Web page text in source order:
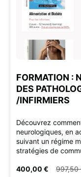
FORMATION :
DES
/INFIRMIERS
Découvrez
neurologiques, en
suivant un régime
stratégies de
400,00 € 997,50